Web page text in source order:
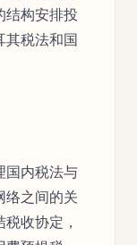
结构安排投
其税法和国
国内税法与
络之间的关
收协定，